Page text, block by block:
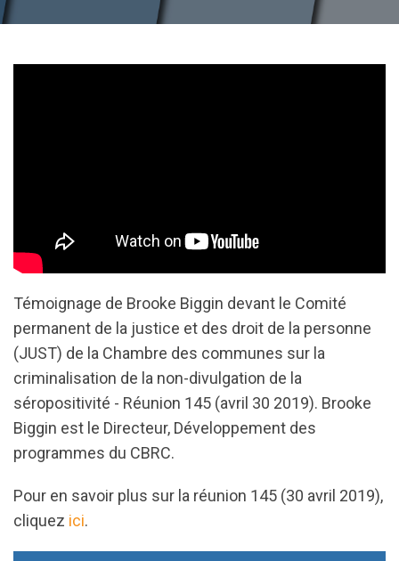
Témoignage de Brooke Biggin devant le Comité
permanent de la justice et des droit de la personne
(JUST) de la Chambre des communes sur la
criminalisation de la non-divulgation de la
séropositivité - Réunion 145 (avril 30 2019). Brooke
Biggin est le Directeur, Développement des
programmes du CBRC.
Pour en savoir plus sur la réunion 145 (30 avril 2019),
cliquez ici.